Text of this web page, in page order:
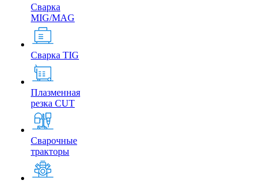
Сварка
MIG/MAG
Сварка TIG
Плазменная
резка CUT
Сварочные
тракторы